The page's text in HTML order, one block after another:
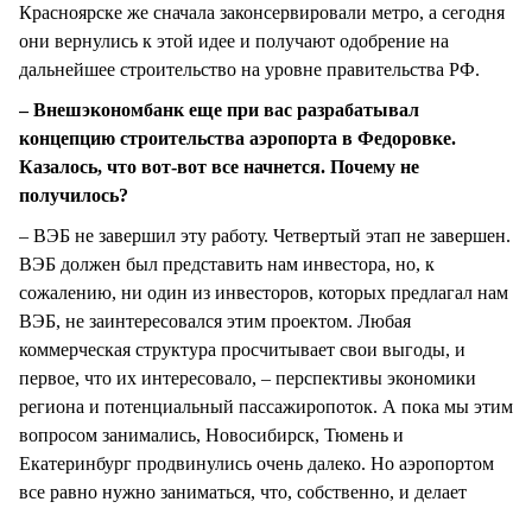
Красноярске же сначала законсервировали метро, а сегодня
они вернулись к этой идее и получают одобрение на
дальнейшее строительство на уровне правительства РФ.
– Внешэкономбанк еще при вас разрабатывал
концепцию строительства аэропорта в Федоровке.
Казалось, что вот-вот все начнется. Почему не
получилось?
– ВЭБ не завершил эту работу. Четвертый этап не завершен.
ВЭБ должен был представить нам инвестора, но, к
сожалению, ни один из инвесторов, которых предлагал нам
ВЭБ, не заинтересовался этим проектом. Любая
коммерческая структура просчитывает свои выгоды, и
первое, что их интересовало, – перспективы экономики
региона и потенциальный пассажиропоток. А пока мы этим
вопросом занимались, Новосибирск, Тюмень и
Екатеринбург продвинулись очень далеко. Но аэропортом
все равно нужно заниматься, что, собственно, и делает